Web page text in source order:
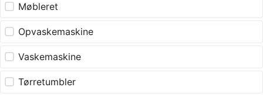
Møbleret
Opvaskemaskine
Vaskemaskine
Tørretumbler